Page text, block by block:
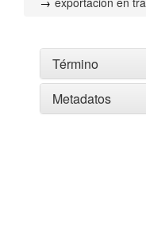
Término
Metadatos